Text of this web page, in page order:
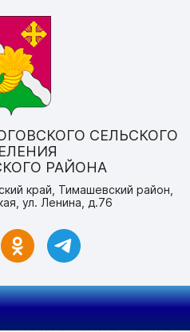
СЕЛЬСКОГО
РАЙОНА
край, Тимашевский район,
ул. Ленина, д.76